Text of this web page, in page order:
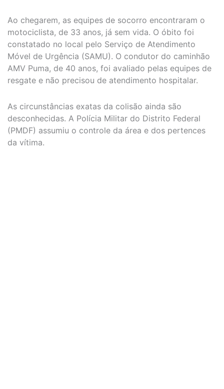
Ao chegarem, as equipes de socorro encontraram o
motociclista, de 33 anos, já sem vida. O óbito foi
constatado no local pelo Serviço de Atendimento
Móvel de Urgência (SAMU). O condutor do caminhão
AMV Puma, de 40 anos, foi avaliado pelas equipes de
resgate e não precisou de atendimento hospitalar.
As circunstâncias exatas da colisão ainda são
desconhecidas. A Polícia Militar do Distrito Federal
(PMDF) assumiu o controle da área e dos pertences
da vítima.